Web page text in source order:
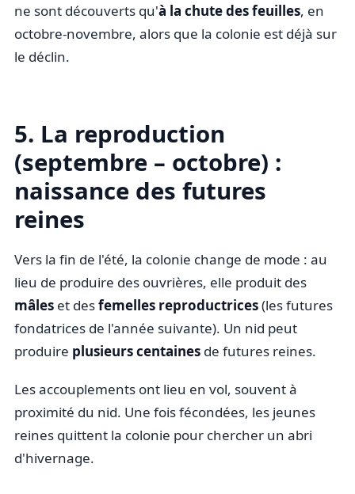
ne sont découverts qu'à la chute des feuilles, en
octobre-novembre, alors que la colonie est déjà sur
le déclin.
5. La reproduction
(septembre – octobre) :
naissance des futures
reines
Vers la fin de l'été, la colonie change de mode : au
lieu de produire des ouvrières, elle produit des
mâles et desfemelles reproductrices(les futures
fondatrices de l'année suivante). Un nid peut
produire plusieurs centaines de futures reines.
Les accouplements ont lieu en vol, souvent à
proximité du nid. Une fois fécondées, les jeunes
reines quittent la colonie pour chercher un abri
d'hivernage.